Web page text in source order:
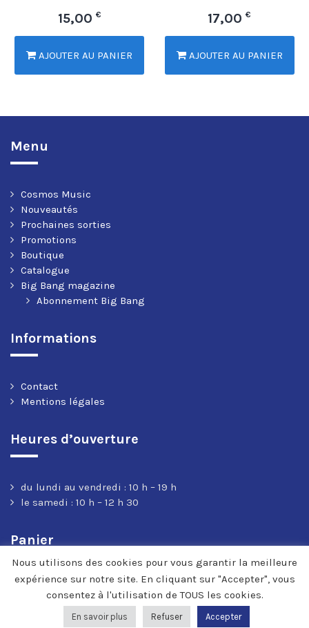
15,00 €
AJOUTER AU PANIER
17,00€
AJOUTER AU PANIER
Menu
Cosmos Music
Nouveautés
Prochaines sorties
Promotions
Boutique
Catalogue
Big Bang magazine
Abonnement Big Bang
Informations
Contact
Mentions légales
Heures d’ouverture
du lundi au vendredi : 10 h – 19 h
le samedi : 10 h – 12 h 30
Panier
© 2020-2022 Cosmos Music | développement HVRC
Nous utilisons des cookies pour vous garantir la meilleure
expérience sur notre site. En cliquant sur "Accepter", vous
consentez à l'utilisation de TOUS les cookies.
En savoir plus Refuser Accepter